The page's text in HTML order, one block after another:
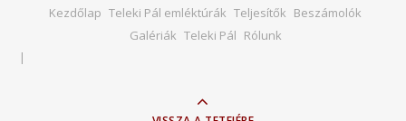
Kezdőlap Teleki Pál emléktúrák Teljesítők Beszámolók
Galériák Teleki Pál Rólunk